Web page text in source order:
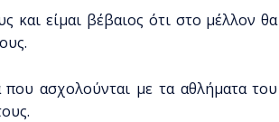
και είμαι βέβαιος ότι στο μέλλον θα
ασχολούνται με τα αθλήματα του